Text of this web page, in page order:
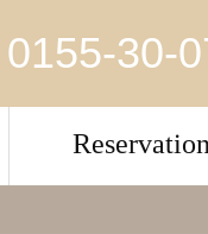
0155-30-
Reservation